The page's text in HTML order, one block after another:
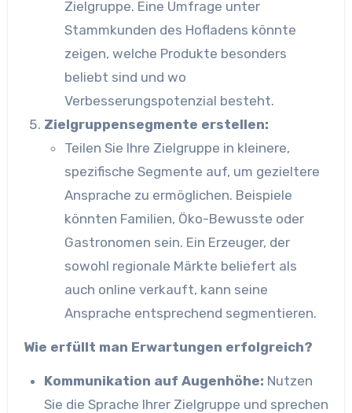
Zielgruppe. Eine Umfrage unter
Stammkunden des Hofladens könnte
zeigen, welche Produkte besonders
beliebt sind und wo
Verbesserungspotenzial besteht.
Zielgruppensegmente erstellen:
Teilen Sie Ihre Zielgruppe in kleinere,
spezifische Segmente auf, um gezieltere
Ansprache zu ermöglichen. Beispiele
könnten Familien, Öko-Bewusste oder
Gastronomen sein. Ein Erzeuger, der
sowohl regionale Märkte beliefert als
auch online verkauft, kann seine
Ansprache entsprechend segmentieren.
Wie erfüllt man Erwartungen erfolgreich?
Kommunikation auf Augenhöhe: Nutzen
Sie die Sprache Ihrer Zielgruppe und sprechen